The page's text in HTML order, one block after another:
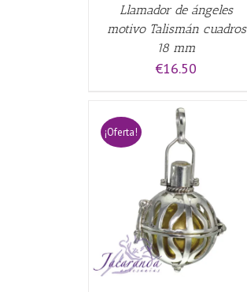
Llamador de ángeles
motivo Talismán cuadros
18 mm
€16.50
¡Oferta!